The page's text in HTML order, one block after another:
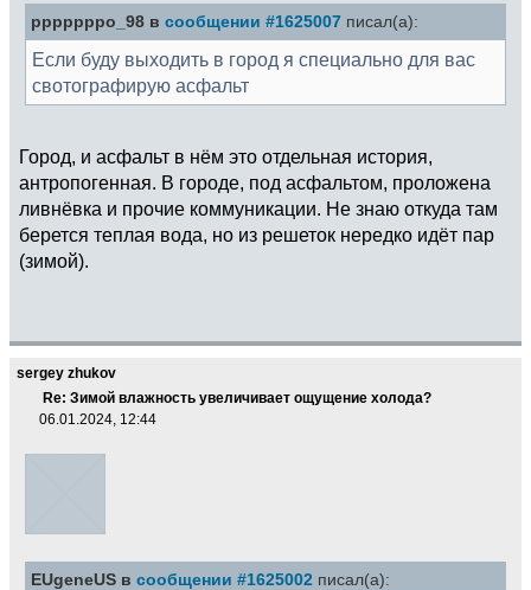
pppppppo_98 в сообщении #1625007 писал(а):
Если буду выходить в город я специально для вас
свотографирую асфальт
Город, и асфальт в нём это отдельная история,
антропогенная. В городе, под асфальтом, проложена
ливнёвка и прочие коммуникации. Не знаю откуда там
берется теплая вода, но из решеток нередко идёт пар
(зимой).
sergey zhukov
Re: Зимой влажность увеличивает ощущение холода?
06.01.2024, 12:44
EUgeneUS в сообщении #1625002 писал(а):